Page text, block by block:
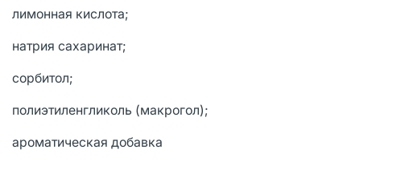
лимонная кислота;
натрия сахаринат;
сорбитол;
полиэтиленгликоль (макрогол);
ароматическая добавка